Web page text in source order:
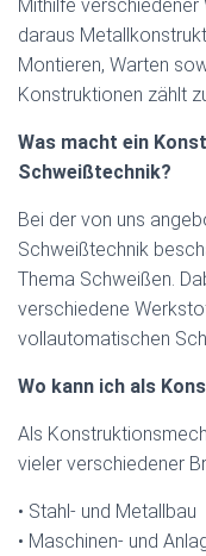
Mithilfe verschiedener
daraus
Montieren, Warten
Konstruktionen zählt
Was macht ein
Schweißtechnik?
Bei der von uns
Schweißtechnik
Thema Schweißen.
verschiedene
vollautomatischen
Wo kann ich als
Als
vieler verschiedener
• Stahl- und Metallbau
• Maschinen- und